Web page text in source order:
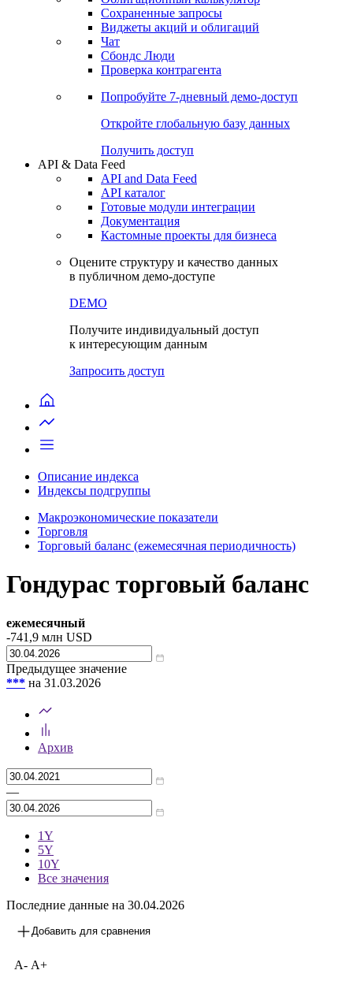
Сохраненные запросы
Виджеты акций и облигаций
Чат
Сбондс Люди
Проверка контрагента
Попробуйте 7-дневный демо-доступ
Откройте глобальную базу данных
Получить доступ
API & Data Feed
API and Data Feed
API каталог
Готовые модули интеграции
Документация
Кастомные проекты для бизнеса
Оцените структуру и качество данных
в публичном демо-доступе
DEMO
Получите индивидуальный доступ
к интересующим данным
Запросить доступ
Описание индекса
Индексы подгруппы
Макроэкономические показатели
Торговля
Торговый баланс (ежемесячная периодичность)
Гондурас торговый баланс
ежемесячный
-741,9 млн USD
Предыдущее значение
*** на 31.03.2026
Архив
—
1Y
5Y
10Y
Все значения
Последние данные на 30.04.2026
Добавить для сравнения